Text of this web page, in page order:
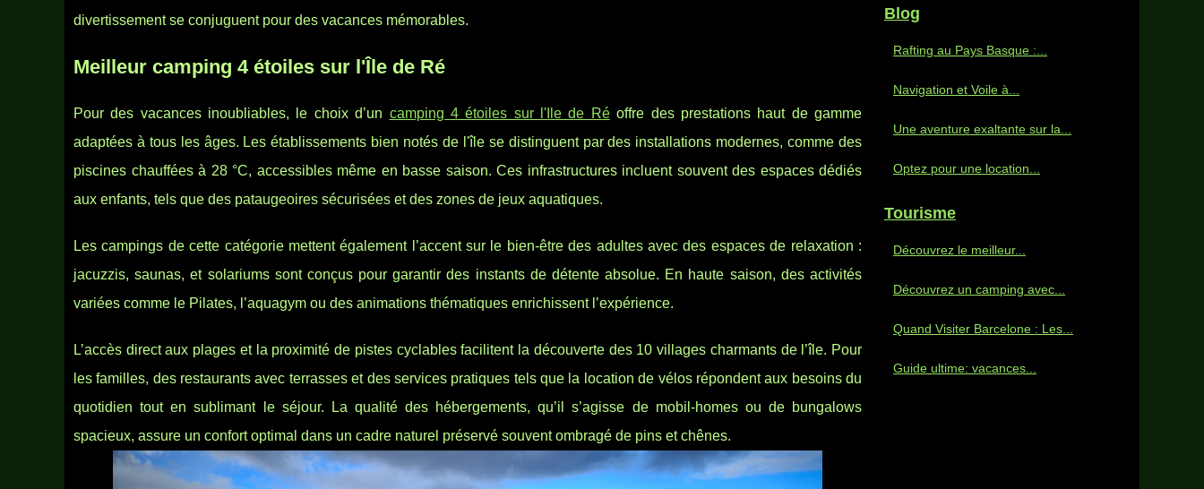
divertissement se conjuguent pour des vacances mémorables.
Meilleur camping 4 étoiles sur l'Île de Ré
Pour des vacances inoubliables, le choix d’un camping 4 étoiles sur l'Ile de Réoffre des prestations haut de gamme
adaptées à tous les âges. Lesétablissements bien notés de l'île se distinguent par des installations modernes, comme des
piscines chauffées à 28 °C, accessibles même en basse saison. Ces infrastructures incluent souvent des espaces dédiés
aux enfants, tels que des pataugeoires sécurisées et des zones de jeux aquatiques.
Les campings de cette catégorie mettent également l’accent sur le bien-être des adultes avec des espaces de relaxation :
jacuzzis, saunas, et solariums sont conçus pour garantir des instants de détente absolue. En haute saison, des activités
variées comme le Pilates, l’aquagym ou des animations thématiques enrichissent l’expérience.
L’accès direct aux plages et la proximité de pistes cyclables facilitent la découverte des 10 villages charmants de l’île. Pour
les familles, des restaurants avec terrasses et des services pratiques tels que la location de vélos répondent aux besoins du
quotidien tout en sublimant le séjour. La qualité des hébergements, qu’il s’agisse de mobil-homes ou de bungalows
spacieux, assure un confort optimal dans un cadre naturel préservé souvent ombragé de pins et chênes.
Blog
Rafting au Pays Basque :...
Navigation et Voile à...
Une aventure exaltante sur la...
Optez pour une location...
Tourisme
Découvrez le meilleur...
Découvrez un camping avec...
Quand Visiter Barcelone : Les...
Guide ultime: vacances...